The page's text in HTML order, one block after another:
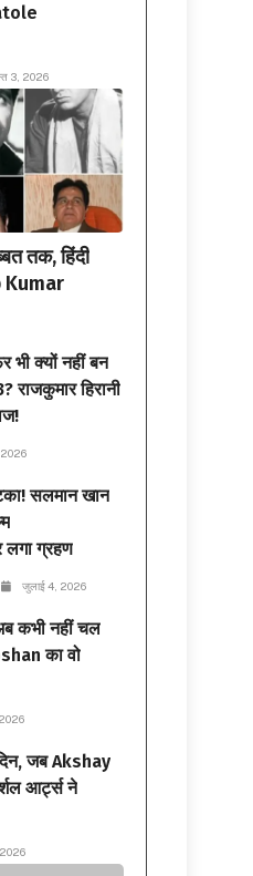
3, 2026
तक, हिंदी
Kumar
भी क्यों नहीं बन
राजकुमार हिरानी
सलमान खान
ग्रहण
जुलाई 4, 2026
कभी नहीं चल
का वो
जब Akshay
आर्ट्स ने